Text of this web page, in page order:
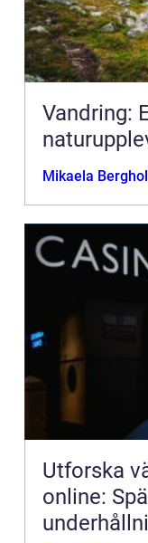
Vandring:
Mikaela
Utforska
online: